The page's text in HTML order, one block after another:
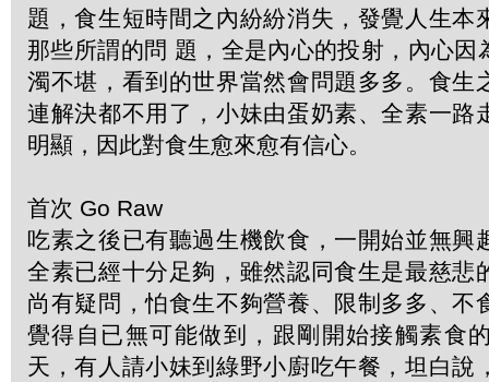
題，食生短時間之內紛紛消失，發覺人生本
那些所謂的問 題，全是內心的投射，內心因
濁不堪，看到的世界當然會問題多多。食生
連解決都不用了，小妹由蛋奶素、全素一路
明顯，因此對食生愈來愈有信心。
首次 Go Raw
吃素之後已有聽過生機飲食，一開始並無興
全素已經十分足夠，雖然認同食生是最慈悲
尚有疑問，怕食生不夠營養、限制多多、不
覺得自已無可能做到，跟剛開始接觸素食
天，有人請小妹到綠野小廚吃午餐，坦白說